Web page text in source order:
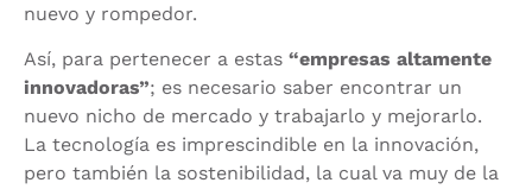
nuevo y rompedor.
Así, para pertenecer a estas “empresas altamente
innovadoras”; es necesario saber encontrar un
nuevo nicho de mercado y trabajarlo y mejorarlo.
La tecnología es imprescindible en la innovación,
pero también la sostenibilidad, la cual va muy de la